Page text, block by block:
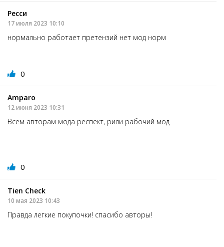
Ресси
17 июля 2023 10:10
нормально работает претензий нет мод норм
0
Amparo
12 июня 2023 10:31
Всем авторам мода респект, рили рабочий мод
0
Tien Check
10 мая 2023 10:43
Правда легкие покупочки! спасибо авторы!